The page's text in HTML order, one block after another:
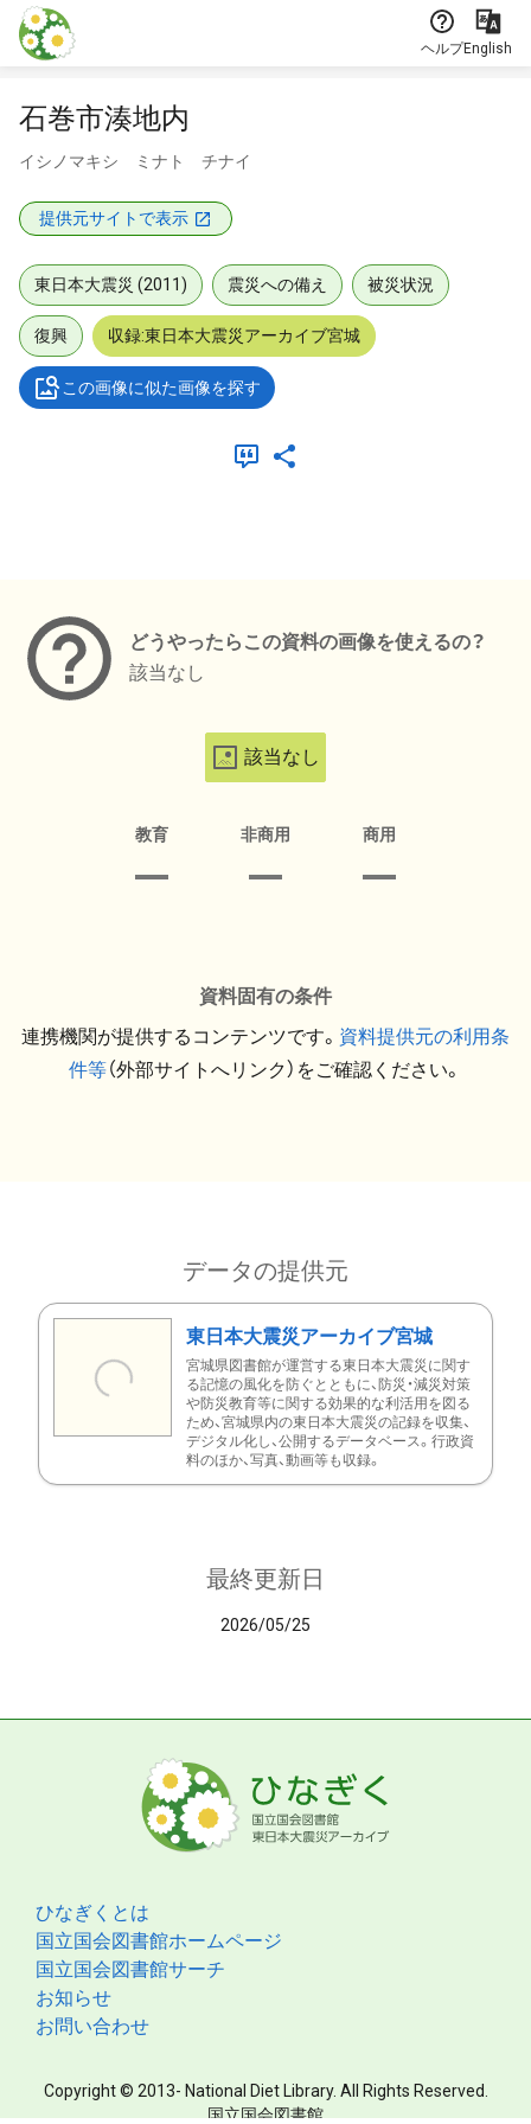
本文に飛ぶ
ヘルプEnglish
石巻市湊地内
イシノマキシ ミナト チナイ
提供元サイトで表示
東日本大震災 (2011) 震災への備え 被災状況
復興 収録:東日本大震災アーカイブ宮城
この画像に似た画像を探す
どうやったらこの資料の画像を使えるの？
該当なし
該当なし
教育 非商用 商用
資料固有の条件
連携機関が提供するコンテンツです。 資料提供元の利用条
件等（外部サイトへリンク）をご確認ください。
データの提供元
東日本大震災アーカイブ宮城
宮城県図書館が運営する東日本大震災に関す
る記憶の風化を防ぐとともに、防災・減災対策
や防災教育等に関する効果的な利活用を図る
ため、宮城県内の東日本大震災の記録を収集、
デジタル化し、公開するデータベース。行政資
料のほか、写真、動画等も収録。
最終更新日
2026/05/25
ひなぎくとは
国立国会図書館ホームページ
国立国会図書館サーチ
お知らせ
お問い合わせ
Copyright © 2013- National Diet Library. All Rights Reserved.